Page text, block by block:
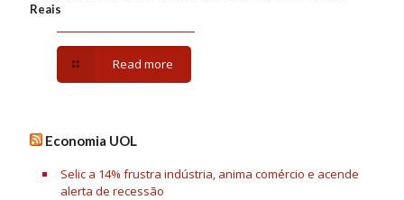
Reais
Read more
Economia UOL
Selic a 14% frustra indústria, anima comércio e acende
alerta de recessão